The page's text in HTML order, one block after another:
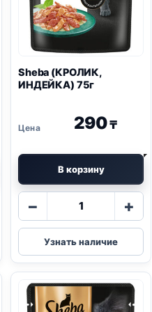
Sheba (КРОЛИК,
ИНДЕЙКА) 75г
290₸
В корзину
−
Количество
Sheba
(КРОЛИК,
ИНДЕЙКА)
+
Узнать наличие